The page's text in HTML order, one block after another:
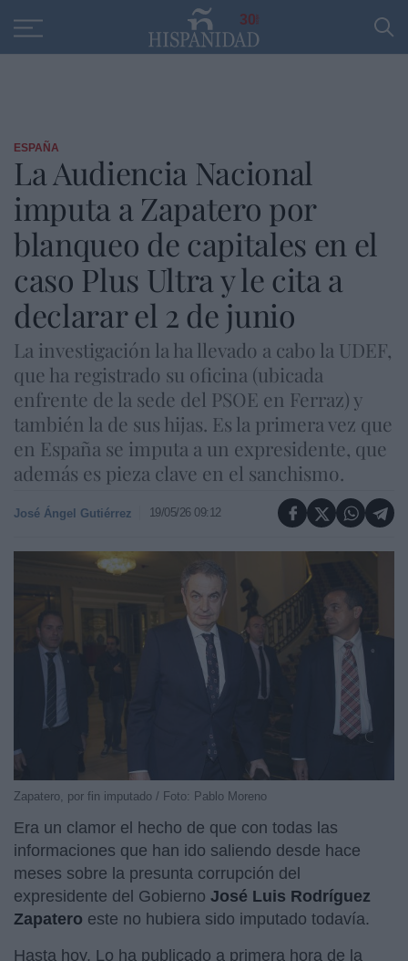
30
ESPAÑA
La Audiencia Nacional
imputa a Zapatero por
blanqueo de capitales en el
caso Plus Ultra y le cita a
declarar el 2 de junio
La investigación la ha llevado a cabo la UDEF,
que ha registrado su oficina (ubicada
enfrente de la sede del PSOE en Ferraz) y
también la de sus hijas. Es la primera vez que
en España se imputa a un expresidente, que
además es pieza clave en el sanchismo.
José Ángel Gutiérrez 19/05/26 09:12
Zapatero, por fin imputado / Foto: Pablo Moreno
Era un clamor el hecho de que con todas las
informaciones que han ido saliendo desde hace
meses sobre la presunta corrupción del
expresidente del Gobierno José Luis Rodríguez
Zapatero este no hubiera sido imputado todavía.
Hasta hoy. Lo ha publicado a primera hora de la